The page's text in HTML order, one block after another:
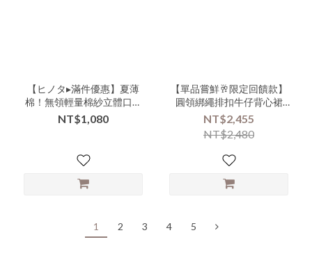
【ヒノタ▸滿件優惠】夏薄
棉！無領輕量棉紗立體口袋
防曬小外套-xxx-000085▶
NT$1,080
【單品嘗鮮🥂限定回饋款】
圓領綁繩排扣牛仔背心裙
#0326015
NT$2,455
NT$2,480
1 2 3 4 5